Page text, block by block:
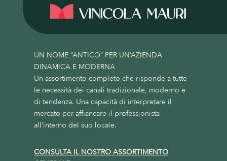
UN NOME “ANTICO” PER UN’AZIENDA
DINAMICA E MODERNA
Un assortimento completo che risponde a tutte
le necessità dei canali tradizionale, moderno e
di tendenza. Una capacità di interpretare il
mercato per affiancare il professionista
all’interno del suo locale.
CONSULTA IL NOSTRO ASSORTIMENTO